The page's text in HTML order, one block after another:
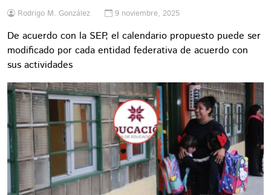
Rodrigo M. González 9 noviembre, 2025
De acuerdo con la SEP, el calendario propuesto puede ser
modificado por cada entidad federativa de acuerdo con
sus actividades